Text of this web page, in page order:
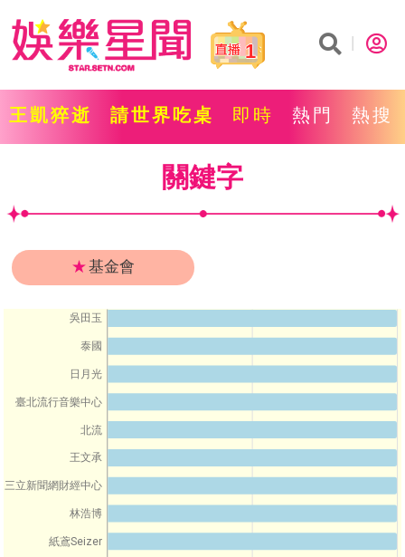
1
王凱猝逝 請世界吃桌 即時 熱門 熱搜
關鍵字
★基金會
吳田玉
泰國
日月光
臺北流行音樂中心
北流
王文承
三立新聞網財經中心
林浩博
紙鳶Seizer